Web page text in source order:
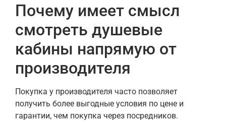
Почему имеет смысл
смотреть душевые
кабины напрямую от
производителя
Покупка у производителя часто позволяет
получить более выгодные условия по цене и
гарантии, чем покупка через посредников.